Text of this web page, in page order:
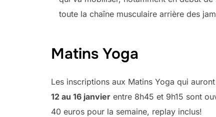
toute la chaîne musculaire arrière des
Matins Yoga
Les inscriptions aux Matins Yoga qui
12 au 16 janvier entre 8h45 et 9h15 sont
40 euros pour la semaine, replay inclus!